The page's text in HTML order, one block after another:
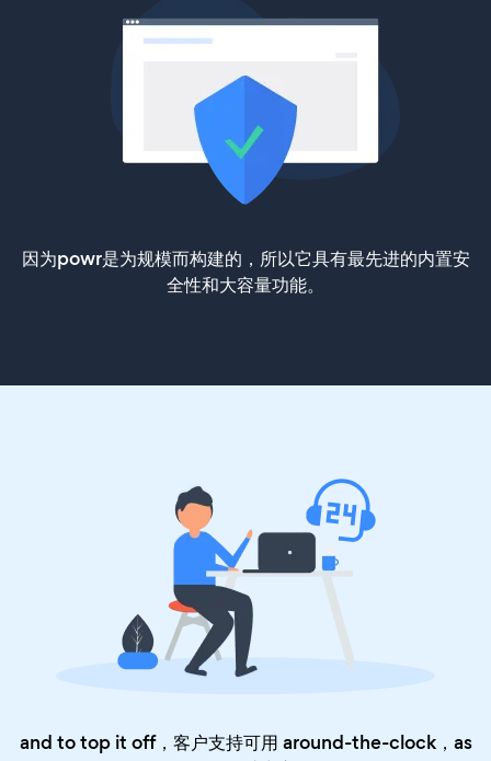
因为powr是为规模而构建的，所以它具有最先进的内置安
全性和大容量功能。
and to top it off，客户支持可用 around-the-clock，as